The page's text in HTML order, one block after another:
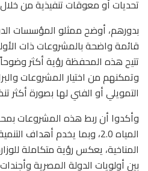
تحديات أو معوقات تنفيذية من
بدورهم، أوضح ممثلو المؤسسات
قائمة واضحة بالمشروعات ذات
تتيح هذه المحفظة رؤية أكثر وضوحاً
وتمكنهم من اختيار المشروعات
التمويلي أو الفني لها بصورة أكثر
وأكدوا أن ربط هذه المشروعات
المياه 2.0، وبما يخدم أهداف
المناخية، يعكس رؤية متكاملة
بين أولويات الدولة المصرية